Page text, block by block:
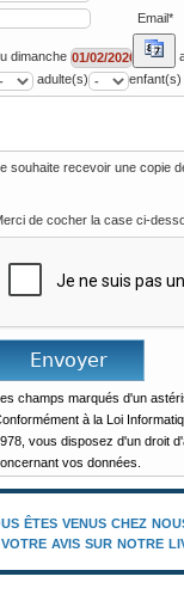
Email*
dimanche
adulte(s) enfant(s)
souhaite recevoir une copie
de cocher la case ci-
champs marqués d'un
à la Loi
vous disposez d'un droit
vos données.
êtes venus chez
votre avis sur notre